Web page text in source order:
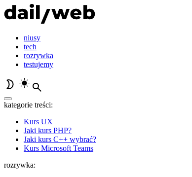
niusy
tech
rozrywka
testujemy
kategorie treści:
Kurs UX
Jaki kurs PHP?
Jaki kurs C++ wybrać?
Kurs Microsoft Teams
rozrywka: